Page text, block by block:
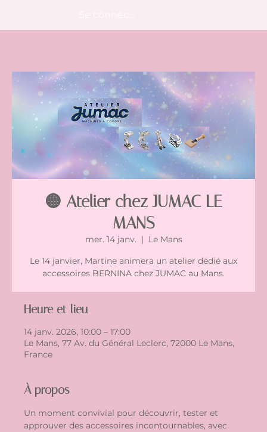
🟡 Atelier chez JUMAC LE
MANS
mer. 14 janv.
  |
Le Mans
Le 14 janvier, Martine animera un atelier dédié aux
accessoires BERNINA chez JUMAC au Mans.
Heure et lieu
14 janv. 2026, 10:00 – 17:00
Le Mans, 77 Av. du Général Leclerc, 72000 Le Mans,
France
À propos
Un moment convivial pour découvrir, tester et
approuver des accessoires incontournables, avec